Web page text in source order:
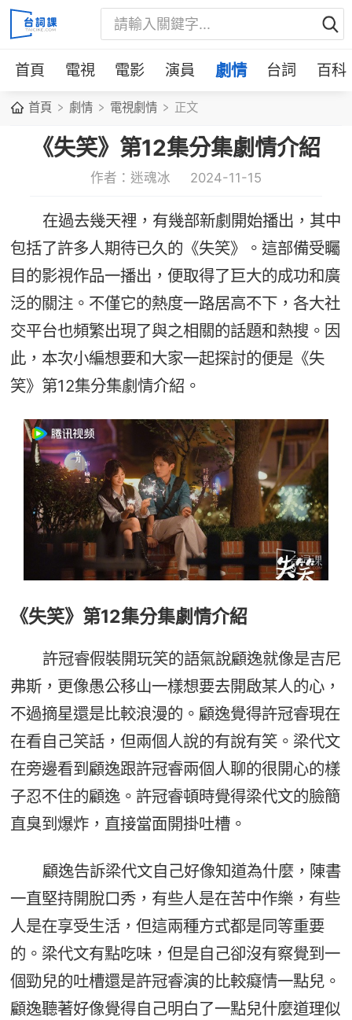
首頁 電視 電影 演員 劇情 台詞 百科
首頁 劇情 電視劇情 正文
《失笑》第12集分集劇情介紹
作者：迷魂冰 2024-11-15
在過去幾天裡，有幾部新劇開始播出，其中
包括了許多人期待已久的《失笑》。這部備受矚
目的影​​視作品一播出，便取得了巨大的成功和廣
泛的關注。不僅它的熱度一路居高不下，各大社
交平台也頻繁出現了與之相關的話題和熱搜。因
此，本次小編想要和大家一起探討的便是《失
笑》第12集分集劇情介紹。
《失笑》第12集分集劇情介紹
許冠睿假裝開玩笑的語氣說顧逸就像是吉尼
弗斯，更像愚公移山一樣想要去開啟某人的心，
不過摘星還是比較浪漫的。顧逸覺得許冠睿現在
在看自己笑話，但兩個人說的有說有笑。梁代文
在旁邊看到顧逸跟許冠睿兩個人聊的很開心的樣
子忍不住的顧逸。許冠睿頓時覺得梁代文的臉簡
直臭到爆炸，直接當面開掛吐槽。
顧逸告訴梁代文自己好像知道為什麼，陳書
一直堅持開脫口秀，有些人是在苦中作樂，有些
人是在享受生活，但這兩種方式都是同等重要
的。梁代文有點吃味，但是自己卻沒有察覺到一
個勁兒的吐槽還是許冠睿演的比較癡情一點兒。
顧逸聽著好像覺得自己明白了一點兒什麼道理似